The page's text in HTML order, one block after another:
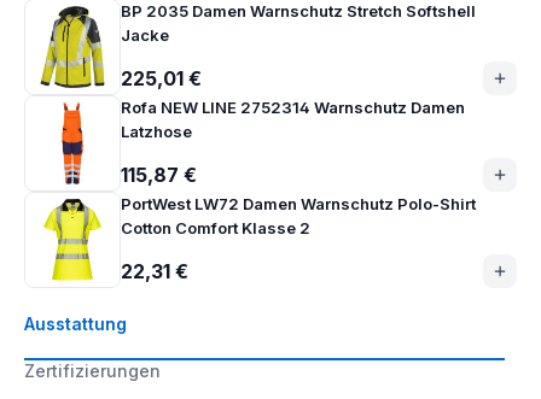
Ausstattung
Zertifizierungen
BP 2035 Damen Warnschutz Stretch Softshell
Jacke
225,01 €
Rofa NEW LINE 2752314 Warnschutz Damen
Latzhose
115,87 €
PortWest LW72 Damen Warnschutz Polo-Shirt
Cotton Comfort Klasse 2
22,31 €